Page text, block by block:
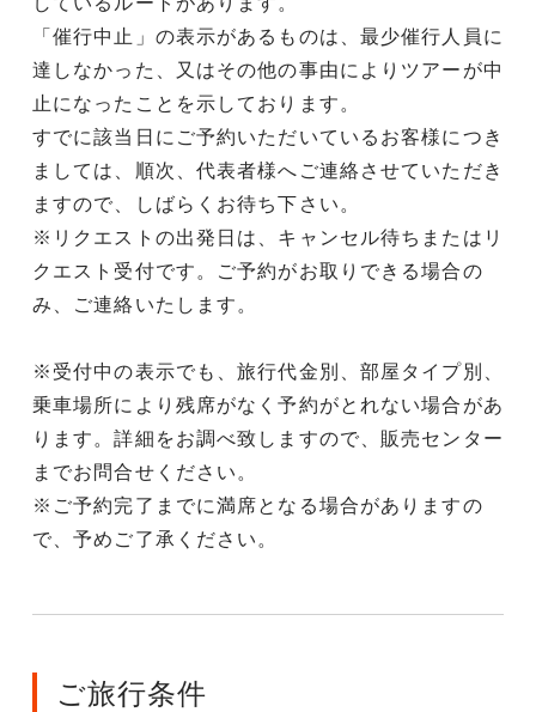
「催行中止」の表示があるものは、最少催行人員に
達しなかった、又はその他の事由によりツアーが中
止になったことを示しております。
すでに該当日にご予約いただいているお客様につき
ましては、順次、代表者様へご連絡させていただき
ますので、しばらくお待ち下さい。
※リクエストの出発日は、キャンセル待ちまたはリ
クエスト受付です。ご予約がお取りできる場合の
み、ご連絡いたします。
※受付中の表示でも、旅行代金別、部屋タイプ別、
乗車場所により残席がなく予約がとれない場合があ
ります。詳細をお調べ致しますので、販売センター
までお問合せください。
※ご予約完了までに満席となる場合がありますの
で、予めご了承ください。
ご旅行条件